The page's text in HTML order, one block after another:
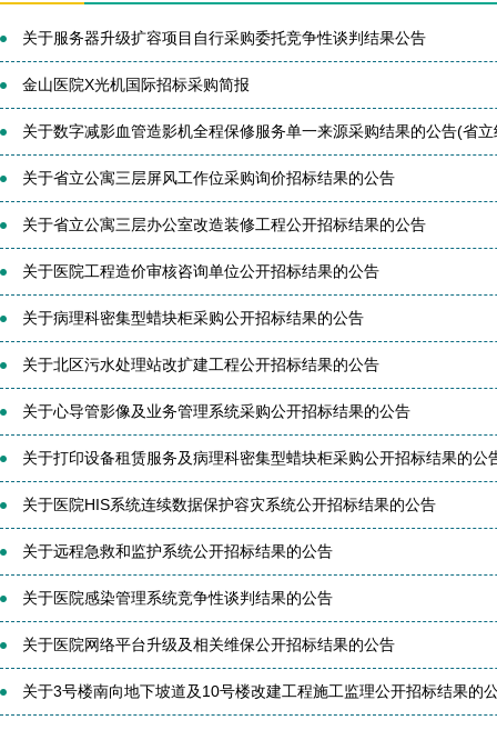
关于服务器升级扩容项目自行采购委托竞争性谈判结果公告
金山医院X光机国际招标采购简报
关于数字减影血管造影机全程保修服务单一来源采购结果的公告(省
关于省立公寓三层屏风工作位采购询价招标结果的公告
关于省立公寓三层办公室改造装修工程公开招标结果的公告
关于医院工程造价审核咨询单位公开招标结果的公告
关于病理科密集型蜡块柜采购公开招标结果的公告
关于北区污水处理站改扩建工程公开招标结果的公告
关于心导管影像及业务管理系统采购公开招标结果的公告
关于打印设备租赁服务及病理科密集型蜡块柜采购公开招标结果的公
关于医院HIS系统连续数据保护容灾系统公开招标结果的公告
关于远程急救和监护系统公开招标结果的公告
关于医院感染管理系统竞争性谈判结果的公告
关于医院网络平台升级及相关维保公开招标结果的公告
关于3号楼南向地下坡道及10号楼改建工程施工监理公开招标结果的